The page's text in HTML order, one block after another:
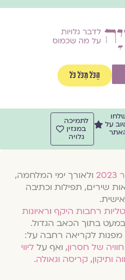
הַכֹּל מִכֹּל כֹּל
על
לתמיכה
במגזין
גלויה
ולאורך ימי המלחמה,
שירים, תפילות וכתיבה
אישית.
רחבות היקףוראיונות
בתוך הכאב הגדול.
מפנות לקריאה רחבה על:
של חסרון, ואף עלליווי
ותיקון,קריסה וגאולה.